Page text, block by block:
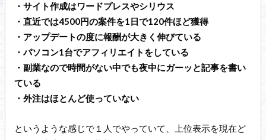
・サイト作成はワードプレスやシリウス
・直近では4500円の案件を1日で120件ほど獲得
・アップデートの度に報酬が大きく伸びている
・パソコン1台でアフィリエイトをしている
・副業なので時間がない中でも夜中にガーッと記事を書い
ている
・外注はほとんど使っていない
というような感じで１人でやっていて、上位表示を現在ど